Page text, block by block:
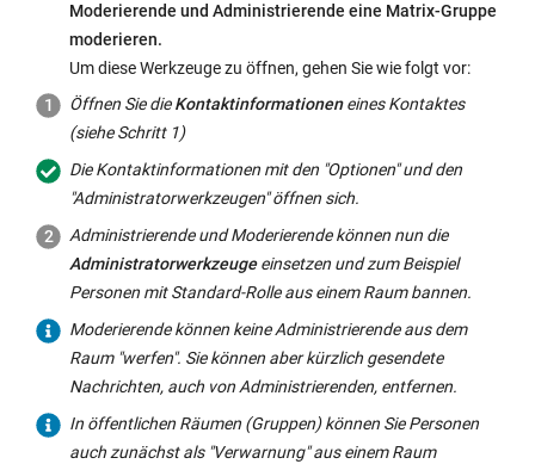
Raum
werfen
und
auch
verbannen
-
Nachrichten
anderen
löschen
-
den
Namen,
das
Bild
und
Moderierende und Administrierende eine Matrix-Gruppe
moderieren.
Um diese Werkzeuge zu öffnen, gehen Sie wie folgt vor:
Öffnen Sie dieKontaktinformationeneines Kontaktes
(siehe Schritt 1)
Die Kontaktinformationen mit den "Optionen" und den
"Administratorwerkzeugen" öffnen sich.
Administrierende und Moderierende können nun die
Administratorwerkzeugeeinsetzen und zum Beispiel
Personen mit Standard-Rolle aus einem Raum bannen.
Moderierende können keine Administrierende aus dem
Raum "werfen". Sie können aber kürzlich gesendete
Nachrichten, auch von Administrierenden, entfernen.
In öffentlichen Räumen (Gruppen) können Sie Personen
auch zunächst als "Verwarnung" aus einem Raum